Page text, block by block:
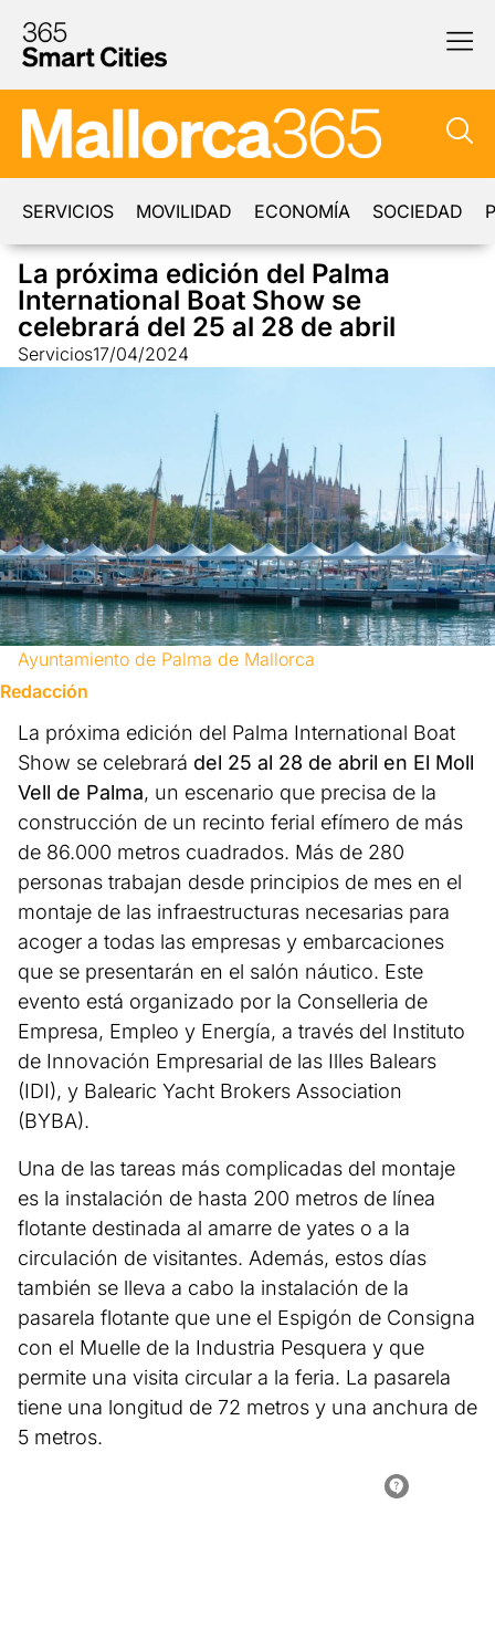
SERVICIOS MOVILIDAD ECONOMÍA SOCIEDAD
La próxima edición del Palma
International Boat Show se
celebrará del 25 al 28 de abril
Servicios17/04/2024
Ayuntamiento de Palma de Mallorca
Redacción
La próxima edición del Palma International Boat
Show se celebrará del 25 al 28 de abril en El Moll
Vell de Palma, un escenario que precisa de la
construcción de un recinto ferial efímero de más
de 86.000 metros cuadrados. Más de 280
personas trabajan desde principios de mes en el
montaje de las infraestructuras necesarias para
acoger a todas las empresas y embarcaciones
que se presentarán en el salón náutico. Este
evento está organizado por la Conselleria de
Empresa, Empleo y Energía, a través del Instituto
de Innovación Empresarial de las Illes Balears
(IDI), y Balearic Yacht Brokers Association
(BYBA).
Una de las tareas más complicadas del montaje
es la instalación de hasta 200 metros de línea
flotante destinada al amarre de yates o a la
circulación de visitantes. Además, estos días
también se lleva a cabo la instalación de la
pasarela flotante que une el Espigón de Consigna
con el Muelle de la Industria Pesquera y que
permite una visita circular a la feria. La pasarela
tiene una longitud de 72 metros y una anchura de
5 metros.